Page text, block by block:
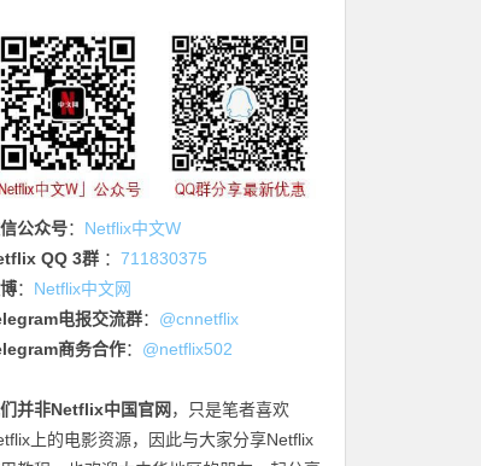
公众号： Netflix中文W
QQ 3群 ： 711830375
： Netflix中文网
电报交流群： @cnnetflix
商务合作： @netflix502
并非Netflix中国官网 ，只是笔者喜欢
上的电影资源，因此与大家分享Netflix